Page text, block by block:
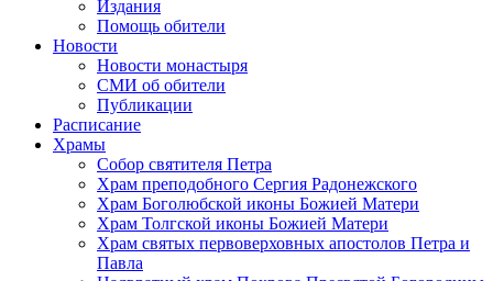
Издания
Помощь обители
Новости
Новости монастыря
СМИ об обители
Публикации
Расписание
Храмы
Собор святителя Петра
Храм преподобного Сергия Радонежского
Храм Боголюбской иконы Божией Матери
Храм Толгской иконы Божией Матери
Храм святых первоверховных апостолов Петра и
Павла